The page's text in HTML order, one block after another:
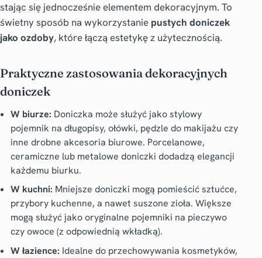
stając się jednocześnie elementem dekoracyjnym. To
świetny sposób na wykorzystanie pustych doniczek
jako ozdoby, które łączą estetykę z użytecznością.
Praktyczne zastosowania dekoracyjnych
doniczek
W biurze: Doniczka może służyć jako stylowy
pojemnik na długopisy, ołówki, pędzle do makijażu czy
inne drobne akcesoria biurowe. Porcelanowe,
ceramiczne lub metalowe doniczki dodadzą elegancji
każdemu biurku.
W kuchni: Mniejsze doniczki mogą pomieścić sztućce,
przybory kuchenne, a nawet suszone zioła. Większe
mogą służyć jako oryginalne pojemniki na pieczywo
czy owoce (z odpowiednią wkładką).
W łazience: Idealne do przechowywania kosmetyków,